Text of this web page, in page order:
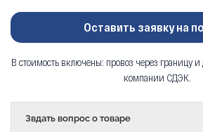
Оставить заявку на
В стоимость включены: провоз через границу и
компании СДЭК.
Звдать вопрос о товаре